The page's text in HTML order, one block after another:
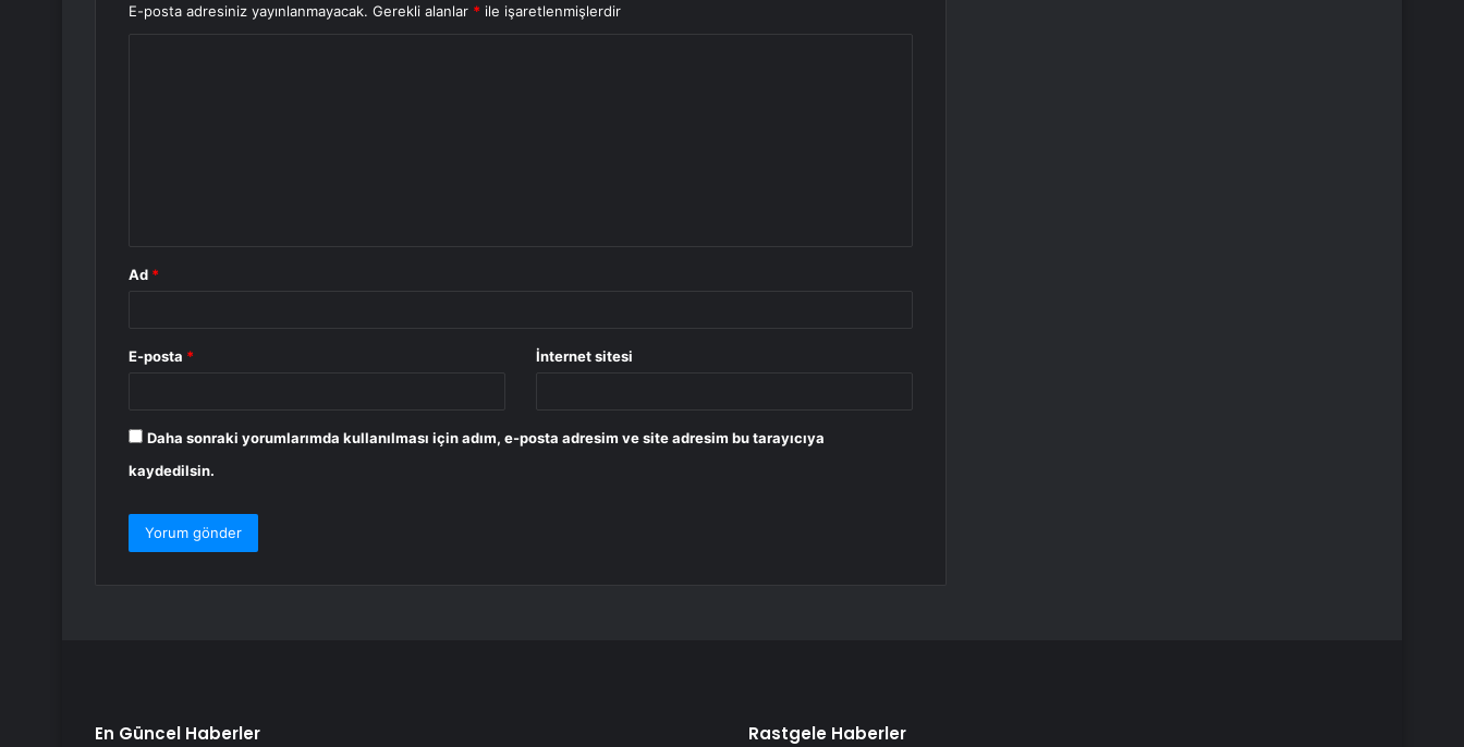
E-posta adresiniz yayınlanmayacak. Gerekli alanlar * ile işaretlenmişlerdir
Ad *
E-posta * İnternet sitesi
Daha sonraki yorumlarımda kullanılması için adım, e-posta adresim ve site adresim bu tarayıcıya
kaydedilsin.
En Güncel Haberler Rastgele Haberler